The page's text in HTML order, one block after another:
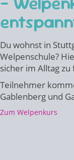
Du wohnst in
Welpenschule?
sicher im Alltag
Teilnehmer
Gablenberg und
Zum Welpenkurs